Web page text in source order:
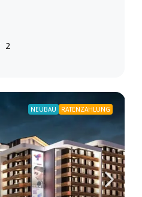
2
NEUBAU RATENZAHLUNG